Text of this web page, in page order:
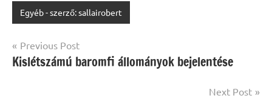
Egyéb - szerző: sallairobert
Bejegyzés
navigáció
Previous Post
Kislétszámú baromfi állományok bejelentése
Next Post